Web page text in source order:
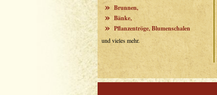
Brunnen,
Bänke,
Pflanzentröge, Blumenschalen
und vieles mehr.